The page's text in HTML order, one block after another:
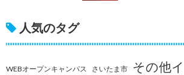
人気のタグ
WEBオープンキャンパス さいたま市
その他イ